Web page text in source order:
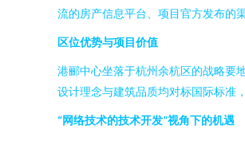
流的房产信息平台、项目官方发布的
区位优势与项目价值
港郦中心坐落于杭州余杭区的战略要
设计理念与建筑品质均对标国际标准
“网络技术的技术开发”视角下的机遇